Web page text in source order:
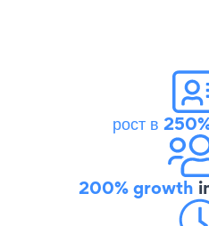
рост в
200% growth